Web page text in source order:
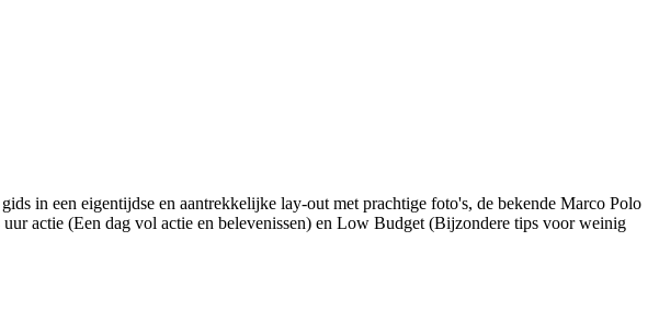
in een eigentijdse en aantrekkelijke lay-out met prachtige foto's, de bekende Marco Polo
actie (Een dag vol actie en belevenissen) en Low Budget (Bijzondere tips voor weinig